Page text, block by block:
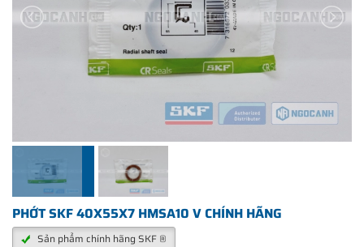
PHỚT SKF 40X55X7 HMSA10 V CHÍNH HÃNG
Sản phẩm chính hãng SKF ®